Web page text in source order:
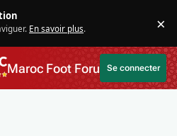
En savoir plus. ×
Maroc Foot ForumSe connecter